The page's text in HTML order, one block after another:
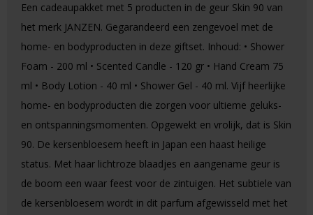
Een cadeaupakket met 5 producten in de geur Skin 90 van
het merk JANZEN. Gegarandeerd een zengevoel met de
home- en bodyproducten in deze giftset. Inhoud: • Shower
Foam - 200 ml • Scented Candle - 120 gr • Hand Cream 75
ml • Body Lotion - 40 ml • Shower Gel - 40 ml. Vijf heerlijke
home- en bodyproducten die zorgen voor ultieme geluks-
en ontspanningsmomenten. Opgewekt en vrolijk, dat is Skin
90. De kersenbloesem heeft in Japan een haast heilige
status. Met haar lichtroze blaadjes en aangename geur is
de boom een waar feest voor de zintuigen. Het subtiele van
de kersenbloesem wordt in dit parfum afgewisseld met het